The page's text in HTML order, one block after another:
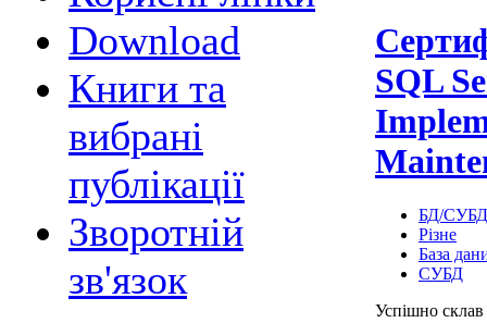
Download
Книги та
вибрані
публікації
Зворотній
зв'язок
SQL
БД/СУБД
Різне
База
СУБД
Успішно склав